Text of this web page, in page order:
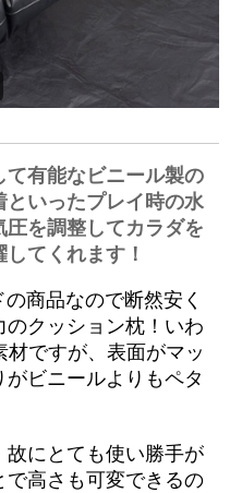
有能なビニール製の
いったプレイ時の水
を調整してカラダを
てくれます！
商品なので断然安く
クッション枕！いわ
ですが、表面がマッ
がビニールよりもペタ
にとても使い勝手が
で高さも可変できるの